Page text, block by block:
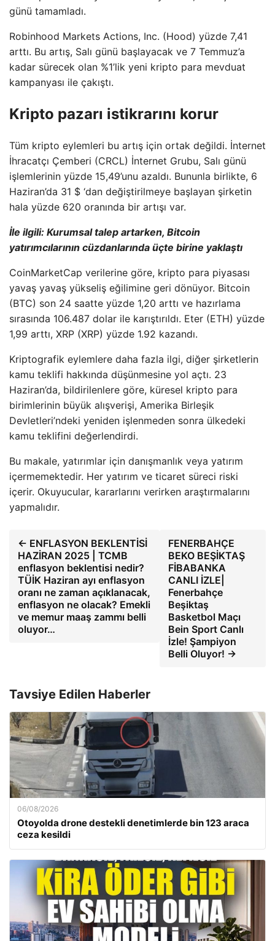
günü tamamladı.
Robinhood Markets Actions, Inc. (Hood) yüzde 7,41
arttı. Bu artış, Salı günü başlayacak ve 7 Temmuz’a
kadar sürecek olan %1’lik yeni kripto para mevduat
kampanyası ile çakıştı.
Kripto pazarı istikrarını korur
Tüm kripto eylemleri bu artış için ortak değildi. İnternet
İhracatçı Çemberi (CRCL) İnternet Grubu, Salı günü
işlemlerinin yüzde 15,49’unu azaldı. Bununla birlikte, 6
Haziran’da 31 $ ‘dan değiştirilmeye başlayan şirketin
hala yüzde 620 oranında bir artışı var.
İle ilgili: Kurumsal talep artarken, Bitcoin
yatırımcılarının cüzdanlarında üçte birine yaklaştı
CoinMarketCap verilerine göre, kripto para piyasası
yavaş yavaş yükseliş eğilimine geri dönüyor. Bitcoin
(BTC) son 24 saatte yüzde 1,20 arttı ve hazırlama
sırasında 106.487 dolar ile karıştırıldı. Eter (ETH) yüzde
1,99 arttı, XRP (XRP) yüzde 1.92 kazandı.
Kriptografik eylemlere daha fazla ilgi, diğer şirketlerin
kamu teklifi hakkında düşünmesine yol açtı. 23
Haziran’da, bildirilenlere göre, küresel kripto para
birimlerinin büyük alışverişi, Amerika Birleşik
Devletleri’ndeki yeniden işlenmeden sonra ülkedeki
kamu teklifini değerlendirdi.
Bu makale, yatırımlar için danışmanlık veya yatırım
içermemektedir. Her yatırım ve ticaret süreci riski
içerir. Okuyucular, kararlarını verirken araştırmalarını
yapmalıdır.
← ENFLASYON BEKLENTİSİ
HAZİRAN 2025 | TCMB
enflasyon beklentisi nedir?
TÜİK Haziran ayı enflasyon
oranı ne zaman açıklanacak,
enflasyon ne olacak? Emekli
ve memur maaş zammı belli
oluyor…
FENERBAHÇE
BEKO BEŞİKTAŞ
FİBABANKA
CANLI İZLE|
Fenerbahçe
Beşiktaş
Basketbol Maçı
Bein Sport Canlı
İzle! Şampiyon
Belli Oluyor! →
Tavsiye Edilen Haberler
06/08/2026
Otoyolda drone destekli denetimlerde bin 123 araca
ceza kesildi